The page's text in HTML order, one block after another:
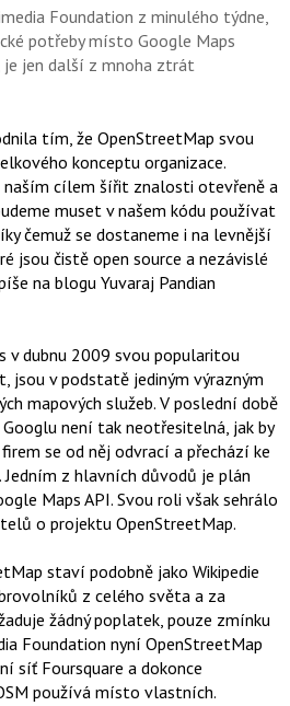
u
Foundation z minulého týdne,
potřeby místo Google Maps
jen další z mnoha ztrát
tím, že OpenStreetMap svou
konceptu organizace.
naším cílem šířit znalosti otevřeně a
muset v našem kódu používat
čemuž se dostaneme i na levnější
jsou čistě open source a nezávislé
na blogu Yuvaraj Pandian
v dubnu 2009 svou popularitou
jsou v podstatě jediným výrazným
mapových služeb. V poslední době
Googlu není tak neotřesitelná, jak by
se od něj odvrací a přechází ke
z hlavních důvodů je plán
Maps API. Svou roli však sehrálo
o projektu OpenStreetMap.
staví podobně jako Wikipedie
z celého světa a za
žádný poplatek, pouze zmínku
Foundation nyní OpenStreetMap
síť Foursquare a dokonce
používá místo vlastních.